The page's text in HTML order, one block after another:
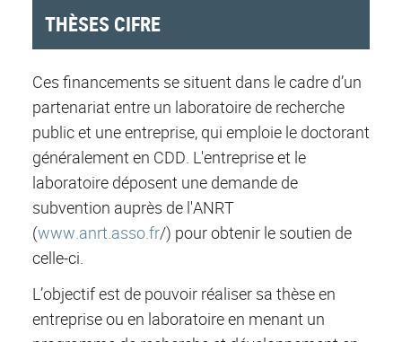
THÈSES CIFRE
Ces financements se situent dans le cadre d’un
partenariat entre un laboratoire de recherche
public et une entreprise, qui emploie le doctorant
généralement en CDD. L'entreprise et le
laboratoire déposent une demande de
subvention auprès de l'ANRT
(www.anrt.asso.fr/) pour obtenir le soutien de
celle-ci.
L’objectif est de pouvoir réaliser sa thèse en
entreprise ou en laboratoire en menant un